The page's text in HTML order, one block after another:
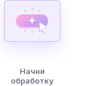
Начни
обработку